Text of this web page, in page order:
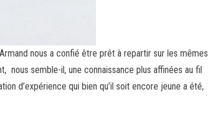
nous a confié être prêt à repartir sur les mêmes
nous semble-il, une connaissance plus affinées au fil
d’expérience qui bien qu’il soit encore jeune a été,